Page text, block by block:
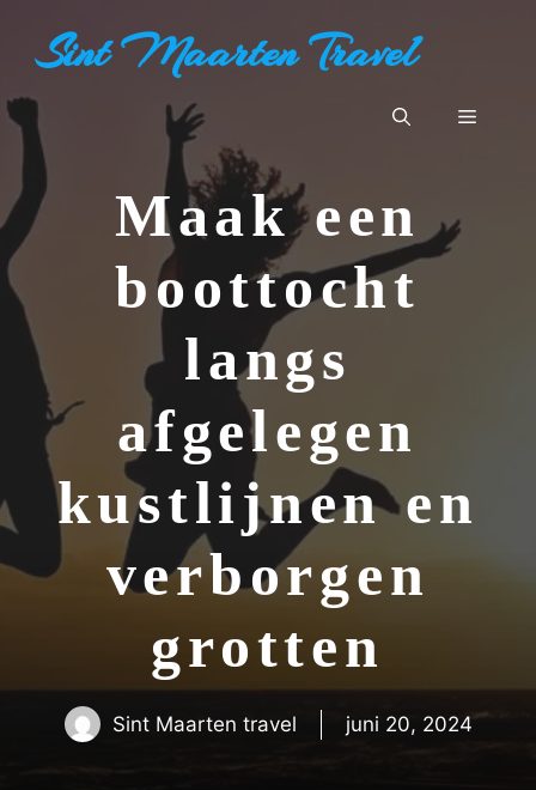
inhoud
Sint Maarten Travel
Menu
Maak een
boottocht
langs
afgelegen
kustlijnen en
verborgen
grotten
Sint Maarten travel juni 20, 2024